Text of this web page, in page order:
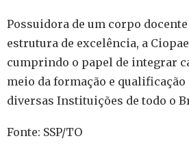
Possuidora de um corpo
estrutura de excelência, a
cumprindo o papel de integrar
meio da formação e
diversas Instituições de todo o
Fonte: SSP/TO